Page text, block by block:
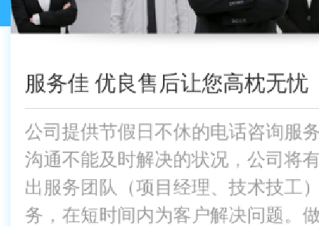
04 服务佳 优良售后
公司提供节假日不休的电话咨询
沟通不能及时解决的状况，公司
出服务团队（项目经理、技术
务，在短时间内为客户解决问题
01 强
集研发、设计、生产、销售、服
化企业，拥有两万多平米厂房
库，具备各类数控机床，品质优
工器械等，为优良桥架、抗震支
02 制严质优 全程
我们高度注重内部管理，从原材
出货，建立了严格的质量监督检
行产品上线三段监查报告模式及
始终高标准、严要求地把好产品
03 厂家直销 无
工厂直供，一手货源。实施互联
级，省去中间商环节直达终端客
在。现代化生产线，标准化制造
格监督
服务佳 优良售后让您高枕无忧
公司提供节假日不休的电话咨询服
沟通不能及时解决的状况，公司将
出服务团队（项目经理、技术技工
务，在短时间内为客户解决问题。
01 强
集研发、设计、生产、销售、服
化企业，拥有两万多平米厂房
库，具备各类数控机床，品质优
工器械等，为优良桥架、抗震支